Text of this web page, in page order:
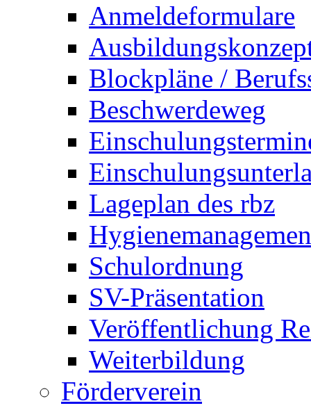
Anmeldeformulare
Blockpläne /
Beschwerdeweg
Lageplan des rbz
Schulordnung
SV-Präsentation
Veröffentlichung
Weiterbildung
Förderverein